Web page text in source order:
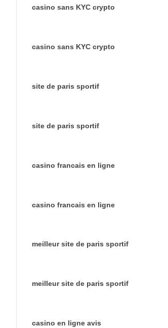
casino sans KYC crypto
casino sans KYC crypto
site de paris sportif
site de paris sportif
casino francais en ligne
casino francais en ligne
meilleur site de paris sportif
meilleur site de paris sportif
casino en ligne avis